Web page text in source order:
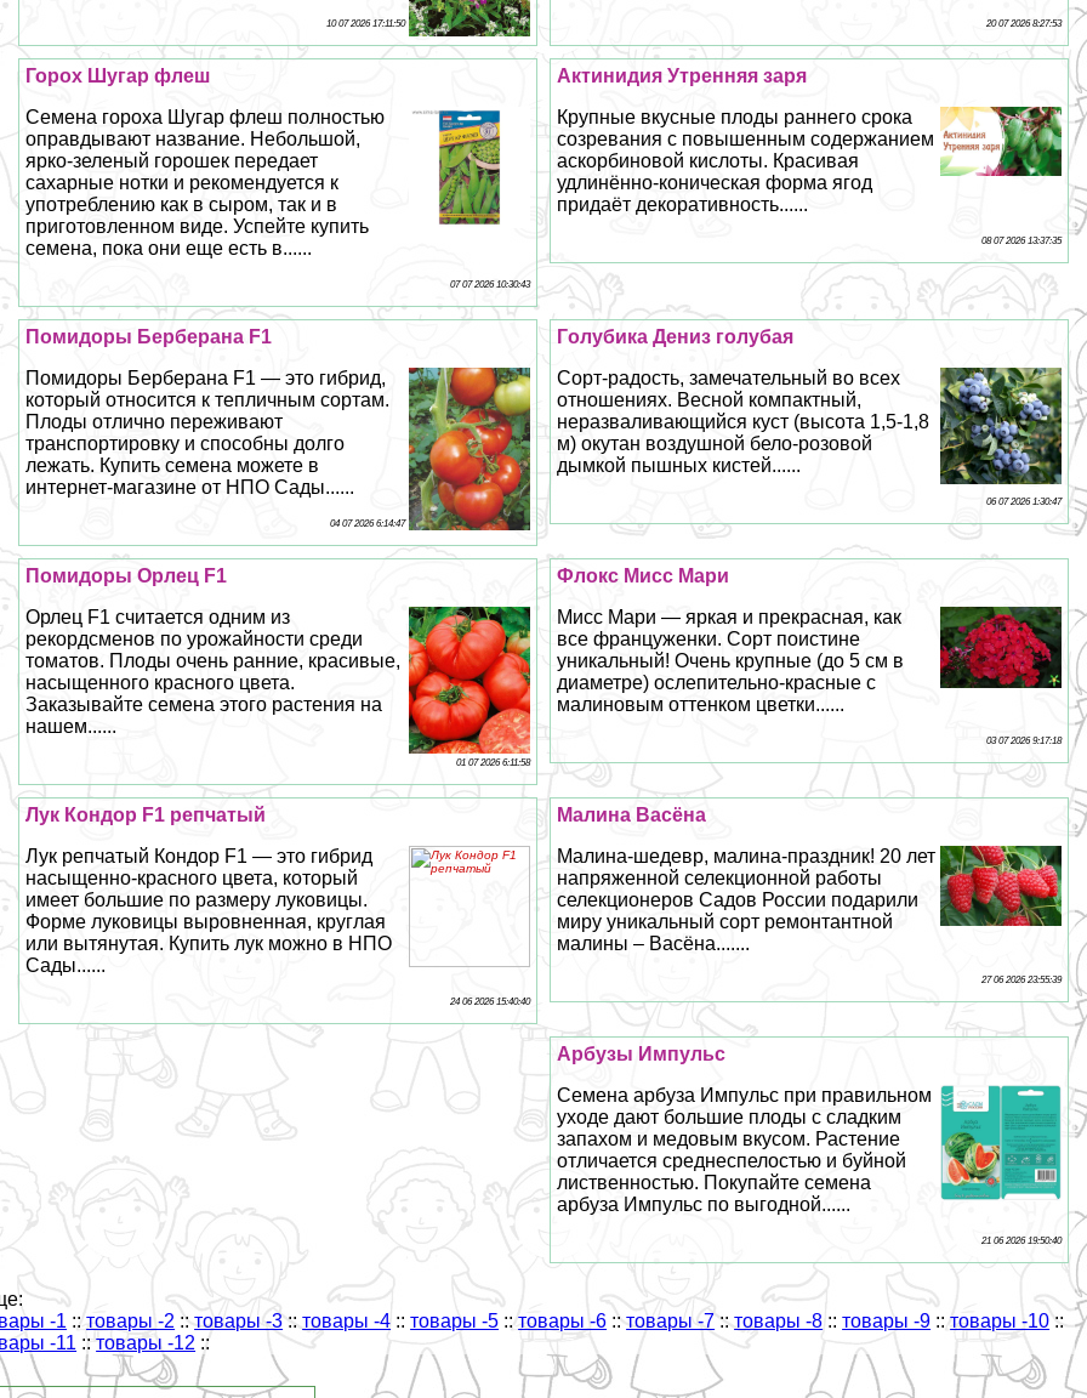
20 07 2026 8:27:53
10 07 2026 17:11:50
Актинидия Утренняя заря
Крупные вкусные плоды раннего срока
созревания с повышенным содержанием
аскорбиновой кислоты. Красивая
удлинённо-коническая форма ягод
придаёт декоративность......
08 07 2026 13:37:35
Горох Шугар флеш
Семена гороха Шугар флеш полностью
оправдывают название. Небольшой,
ярко-зеленый горошек передает
сахарные нотки и рекомендуется к
употрeблению как в сыром, так и в
приготовленном виде. Успейте купить
семена, пока они еще есть в......
07 07 2026 10:30:43
Гoлyбика Дениз гoлyбая
Сорт-радость, замечательный во всех
отношениях. Весной компактный,
неразваливающийся куст (высота 1,5-1,8
м) окутан воздушной бело-розовой
дымкой пышных кистей......
06 07 2026 1:30:47
Помидоры Берберана F1
Помидоры Берберана F1 — это гибрид,
который относится к тепличным сортам.
Плоды отлично переживают
трaнcпортировку и способны долго
лежать. Купить семена можете в
интернет-магазине от НПО Сады......
04 07 2026 6:14:47
Флокс Мисс Мари
Мисс Мари — яркая и прекрасная, как
все француженки. Сорт поистине
уникальный! Очень крупные (до 5 см в
диаметре) ослепительно-красные с
малиновым оттенком цветки......
03 07 2026 9:17:18
Помидоры Орлец F1
Орлец F1 считается одним из
рекордсменов по урожайности среди
томатов. Плоды очень ранние, красивые,
насыщенного красного цвета.
Заказывайте семена этого растения на
нашем......
01 07 2026 6:11:58
Малина Васёна
Малина-шедевр, малина-праздник! 20 лет
напряженной селекционной работы
селекционеров Садов России подарили
миру уникальный сорт ремонтантной
малины – Васёна.......
27 06 2026 23:55:39
Лук Кондор F1 репчатый
Лук репчатый Кондор F1 — это гибрид
насыщенно-красного цвета, который
имеет большие по размеру луковицы.
Форме луковицы выровненная, круглая
или вытянутая. Купить лук можно в НПО
Сады......
24 06 2026 15:40:40
Арбузы Импульс
Семена арбуза Импульс при правильном
уходе дают большие плоды с сладким
запахом и медовым вкусом. Растение
отличается среднеспелостью и буйной
лиственностью. Покупайте семена
арбуза Импульс по выгодной......
21 06 2026 19:50:40
-1 ::товары -2 ::товары -3::товары -4 ::товары -5 ::товары -6 ::товары -7::товары -8 ::товары -9 ::товары -10::
-11 ::товары -12 ::